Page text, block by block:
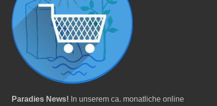
Paradies News! In unserem ca. monatliche online